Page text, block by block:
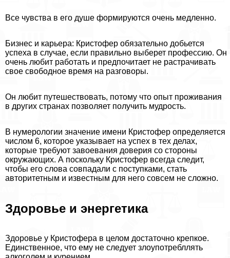
Все чувства в его душе формируются очень медленно.
Бизнес и карьера: Кристофер обязательно добьется
успеха в случае, если правильно выберет профессию. Он
очень любит работать и предпочитает не растрачивать
свое свободное время на разговоры.
Он любит путешествовать, потому что опыт проживания
в других странах позволяет получить мудрость.
В нумерологии значение имени Кристофер определяется
числом 6, которое указывает на успех в тех делах,
которые требуют завоевания доверия со стороны
окружающих. А поскольку Кристофер всегда следит,
чтобы его слова совпадали с поступками, стать
авторитетным и известным для него совсем не сложно.
Здоровье и энергетика
Здоровье у Кристофера в целом достаточно крепкое.
Единственное, что ему не следует злоупотрeбллять